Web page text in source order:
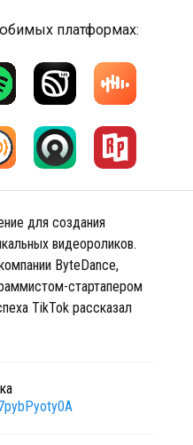
платформах:
для создания
видеороликов.
ByteDance,
стартапером
TikTok рассказал